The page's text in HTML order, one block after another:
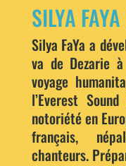
SILYA
Silya FaYa a
va de Dezarie
voyage
l’Everest
notoriété en
français,
chanteurs.